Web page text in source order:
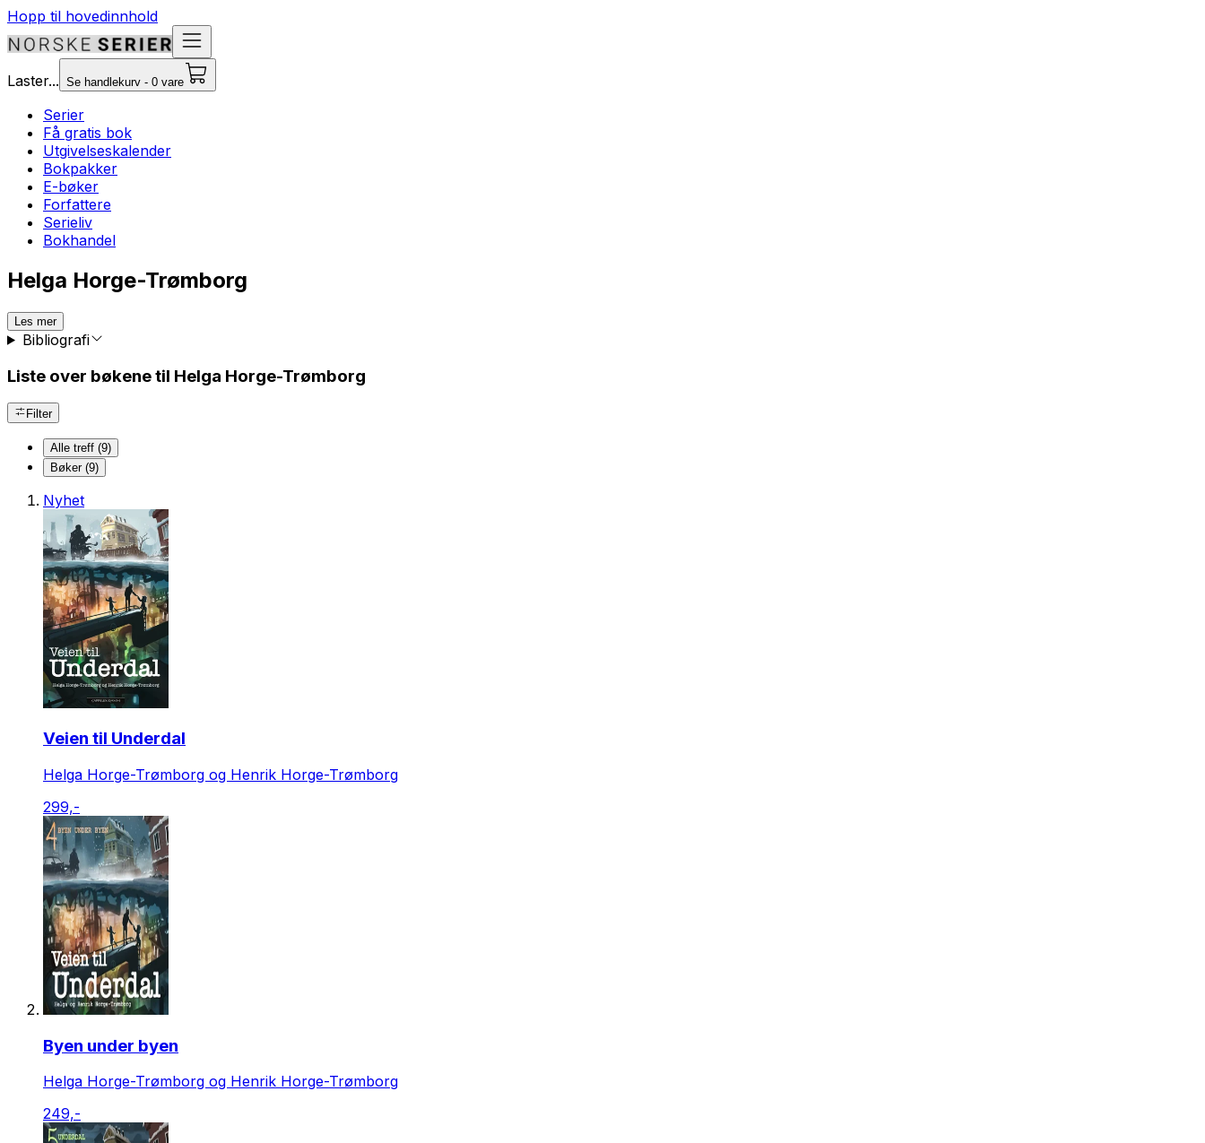
Hopp til hovedinnhold
Laster... Se handlekurv - 0 vare
Serier
Få gratis bok
Utgivelseskalender
Bokpakker
E-bøker
Forfattere
Serieliv
Bokhandel
Helga Horge-Trømborg
Les mer
Bibliografi
Liste over bøkene til Helga Horge-Trømborg
Filter
Alle treff (9)
Bøker (9)
Nyhet
Veien til Underdal
Helga Horge-Trømborg og Henrik Horge-Trømborg
299,-
Byen under byen
Helga Horge-Trømborg og Henrik Horge-Trømborg
249,-